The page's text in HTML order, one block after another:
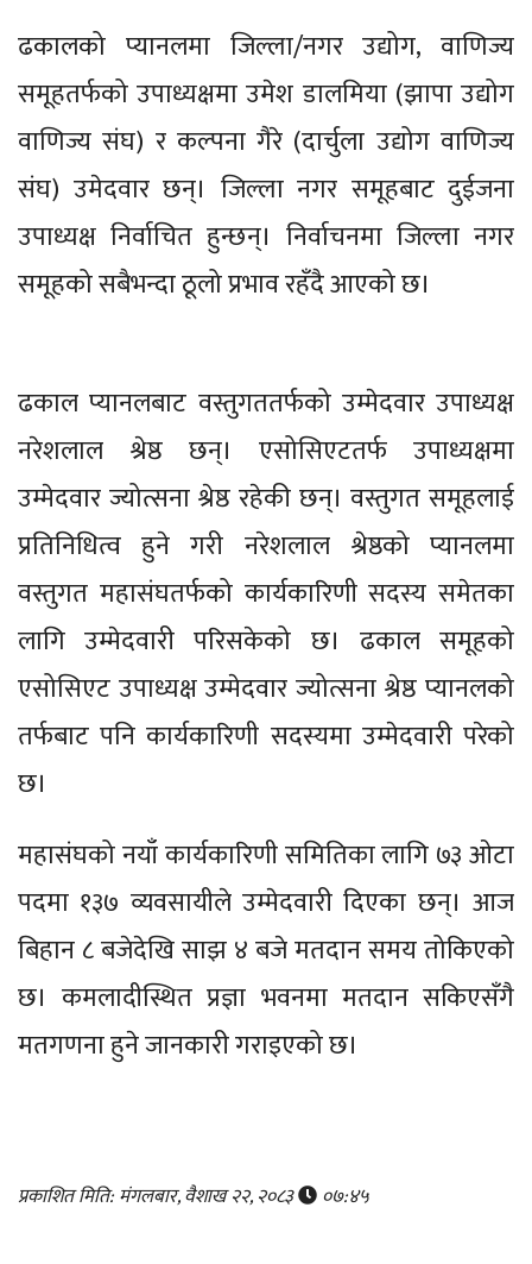
ढकालको प्यानलमा जिल्ला/नगर उद्योग, वाणिज्य
समूहतर्फको उपाध्यक्षमा उमेश डालमिया (झापा उद्योग
वाणिज्य संघ) र कल्पना गैरे (दार्चुला उद्योग वाणिज्य
संघ) उमेदवार छन्। जिल्ला नगर समूहबाट दुईजना
उपाध्यक्ष निर्वाचित हुन्छन्। निर्वाचनमा जिल्ला नगर
समूहको सबैभन्दा ठूलो प्रभाव रहँदै आएको छ।
ढकाल प्यानलबाट वस्तुगततर्फको उम्मेदवार उपाध्यक्ष
नरेशलाल श्रेष्ठ छन्। एसोसिएटतर्फ उपाध्यक्षमा
उम्मेदवार ज्योत्सना श्रेष्ठ रहेकी छन्। वस्तुगत समूहलाई
प्रतिनिधित्व हुने गरी नरेशलाल श्रेष्ठको प्यानलमा
वस्तुगत महासंघतर्फको कार्यकारिणी सदस्य समेतका
लागि उम्मेदवारी परिसकेको छ। ढकाल समूहको
एसोसिएट उपाध्यक्ष उम्मेदवार ज्योत्सना श्रेष्ठ प्यानलको
तर्फबाट पनि कार्यकारिणी सदस्यमा उम्मेदवारी परेको
छ।
महासंघको नयाँ कार्यकारिणी समितिका लागि ७३ ओटा
पदमा १३७ व्यवसायीले उम्मेदवारी दिएका छन्। आज
बिहान ८ बजेदेखि साझ ४ बजे मतदान समय तोकिएको
छ। कमलादीस्थित प्रज्ञा भवनमा मतदान सकिएसँगै
मतगणना हुने जानकारी गराइएको छ।
प्रकाशित मिति: मंगलबार, वैशाख २२, २०८३ ०७:४५